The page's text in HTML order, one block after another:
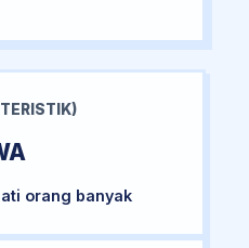
orang banyak